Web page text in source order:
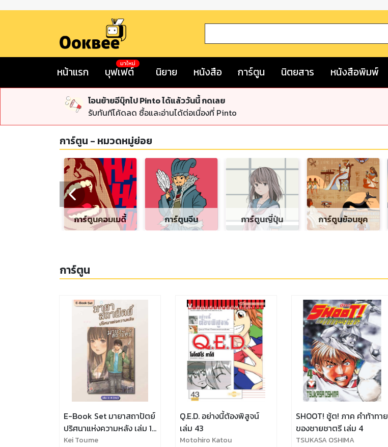
หน้าแรก บุฟเฟต์
มาใหม่
นิยาย หนังสือ การ์ตูน นิตยสาร หนังสือพิมพ์
โอนย้ายอีบุ๊กไป Pinto ได้แล้ววันนี้ กดเลย
รับทันทีโค้ดลด ซื้อและอ่านได้ต่อเนื่องที่ Pinto
การ์ตูน - หมวดหมู่ย่อย
การ์ตูนคอมเมดี้ การ์ตูนจีน การ์ตูนญี่ปุ่น การ์ตูนย้อนยุค
การ์ตูน
E-Book Set มายาสถาปัตย์
ปริศนาแห่งความหลัง เล่ม 1-
4 (จบ)
Kei Toume
Q.E.D. อย่างนี้ต้องพิสูจน์
เล่ม 43
Motohiro Katou
SHOOT! ชู้ต! ภาค คำท้าทาย
ของชายชาตรี เล่ม 4
TSUKASA OSHIMA